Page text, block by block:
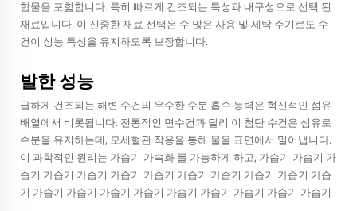
합물을 포함합니다. 특히 빠르게 건조되는 특성과 내구성으로 선택 된
재료입니다. 이 신중한 재료 선택은 수 많은 사용 및 세탁 주기로도 수
건이 성능 특성을 유지하도록 보장합니다.
발한 성능
급하게 건조되는 해변 수건의 우수한 수분 흡수 능력은 혁신적인 섬유
배열에서 비롯됩니다. 전통적인 면수건과 달리 이 첨단 수건은 섬유로
수분을 유지하는데, 모세혈관 작용을 통해 물을 표면에서 밀어냅니다.
이 과학적인 원리는 가습기 가속화 를 가능하게 하고, 가습기 가습기 가
습기 가습기 가습기 가습기 가습기 가습기 가습기 가습기 가습기 가습
기 가습기 가습기 가습기 가습기 가습기 가습기 가습기 가습기 가습기